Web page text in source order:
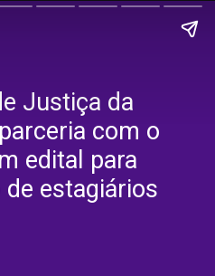
Justiça da
com o
edital para
estagiários